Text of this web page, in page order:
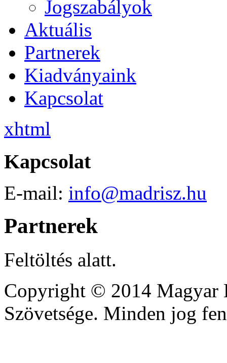
Jogszabályok
Aktuális
Partnerek
Kiadványaink
Kapcsolat
xhtml
Kapcsolat
E-mail: info@madrisz.hu
Partnerek
Feltöltés alatt.
Copyright © 2014 Magyar
Szövetsége. Minden jog